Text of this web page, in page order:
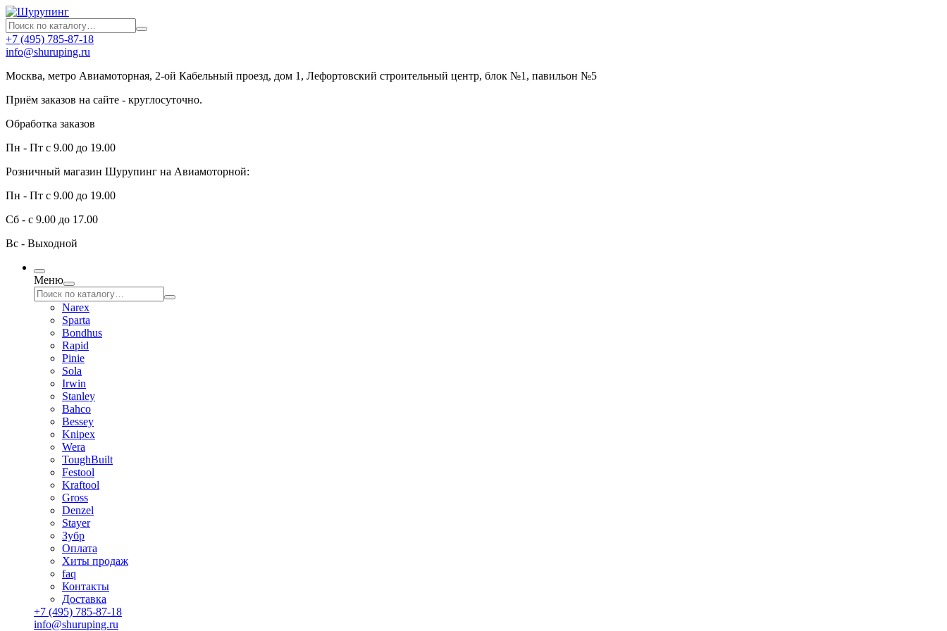
+7 (495) 785-87-18
info@shuruping.ru
Москва, метро Авиамоторная, 2-ой Кабельный проезд, дом 1, Лефортовский строительный центр, блок №1, павильон №5
Приём заказов на сайте - круглосуточно.
Обработка заказов
Пн - Пт с 9.00 до 19.00
Розничный магазин Шурупинг на Авиамоторной:
Пн - Пт с 9.00 до 19.00
Сб - с 9.00 до 17.00
Вс - Выходной
Меню
Narex
Sparta
Bondhus
Rapid
Pinie
Sola
Irwin
Stanley
Bahco
Bessey
Knipex
Wera
ToughBuilt
Festool
Kraftool
Gross
Denzel
Stayer
Зубр
Оплата
Хиты продаж
faq
Контакты
Доставка
+7 (495) 785-87-18
info@shuruping.ru